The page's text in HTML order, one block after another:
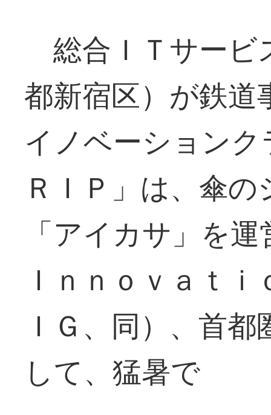
総合ＩＴサービ
都新宿区）が鉄道
イノベーション
ＲＩＰ」は、傘
「アイカサ」を
Ｉｎｎｏｖａｔ
ＩＧ、同）、首
して、猛暑で